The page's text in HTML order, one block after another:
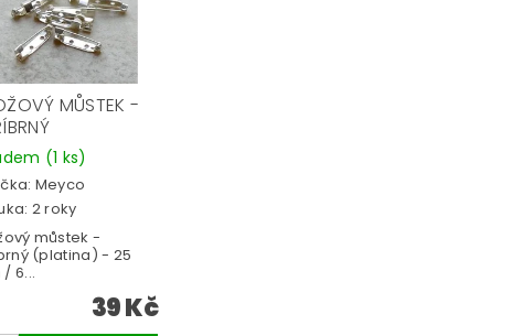
MŮSTEK -
(1 ks)
Meyco
2 roky
můstek -
(platina) - 25
6...
39 Kč